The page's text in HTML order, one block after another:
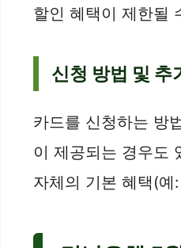
할인 혜택이 제한될
신청 방법 및 추
카드를 신청하는 방
이 제공되는 경우도
자체의 기본 혜택(